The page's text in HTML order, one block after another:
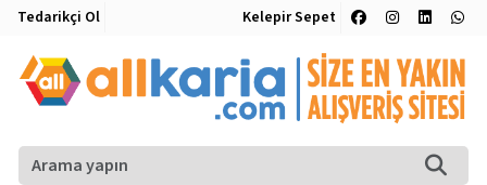
Tedarikçi Ol Kelepir Sepet